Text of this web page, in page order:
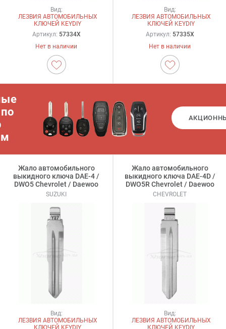
Вид:
ЛЕЗВИЯ АВТОМОБИЛЬНЫХ
КЛЮЧЕЙ KEYDIY
Артикул: 57334X
Нет в наличии
Вид:
ЛЕЗВИЯ АВТОМОБИЛЬНЫХ
КЛЮЧЕЙ KEYDIY
Артикул: 57335X
Нет в наличии
Жало автомобильного
выкидного ключа DAE-4 /
DWO5 Chevrolet / Daewoo
SUZUKI
Вид:
ЛЕЗВИЯ АВТОМОБИЛЬНЫХ
КЛЮЧЕЙ KEYDIY
Жало автомобильного
выкидного ключа DAE-4D /
DWO5R Chevrolet / Daewoo
CHEVROLET
Вид:
ЛЕЗВИЯ АВТОМОБИЛЬНЫХ
КЛЮЧЕЙ KEYDIY